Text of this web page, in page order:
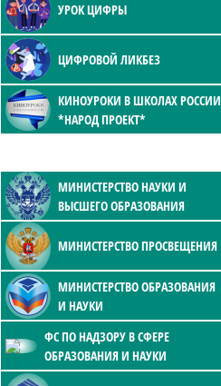
УРОК ЦИФРЫ
ЦИФРОВОЙ ЛИКБЕЗ
КИНОУРОКИ В ШКОЛАХ РОССИИ
*НАРОД ПРОЕКТ*
МИНИСТЕРСТВО НАУКИ И
ВЫСШЕГО ОБРАЗОВАНИЯ
МИНИСТЕРСТВО ПРОСВЕЩЕНИЯ
МИНИСТЕРСТВО ОБРАЗОВАНИЯ
И НАУКИ
ФС ПО НАДЗОРУ В СФЕРЕ
ОБРАЗОВАНИЯ И НАУКИ